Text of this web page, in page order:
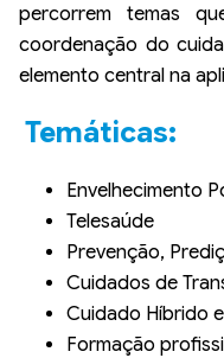
percorrem temas
coordenação do
elemento central na
Temáticas:
Envelhecimento
Telesaúde
Prevenção,
Cuidados de
Cuidado Híbrido
Formação